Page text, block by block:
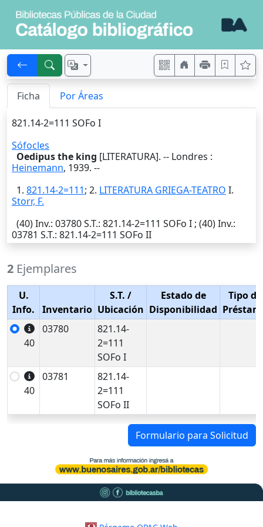
Ficha Por Áreas
821.14-2=111 SOFo I
Sófocles
Oedipus the king [LITERATURA]. -- Londres :
Heinemann, 1939. --
1. 821.14-2=111; 2. LITERATURA GRIEGA-TEATRO I.
Storr, F.
(40)Inv.: 03780S.T.: 821.14-2=111 SOFo I ; (40)Inv.:
03781 S.T.: 821.14-2=111 SOFo II
2 Ejemplares
U.
Info.
Inventario
S.T. /
Ubicación
Estado de
Disponibilidad
Tipo de
40
03780
821.14-
2=111
SOFo I
40
03781
821.14-
2=111
SOFo II
Formulario para Solicitud